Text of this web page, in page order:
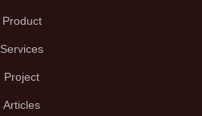
Product
Services
Project
Articles